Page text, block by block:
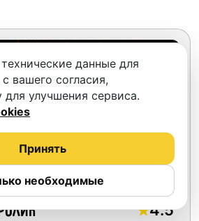
4.5
данные для
вашего согласия,
улучшения сервиса.
необходимые
Принять